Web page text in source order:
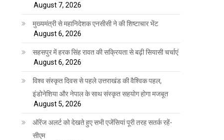
August 7, 2026
मुख्यमंत्री से महानिदेशक एनसीसी ने की शिष्टाचार भेंट
August 6, 2026
सहसपुर में हरक सिंह रावत की सक्रियता से बढ़ी सियासी चर्चाएं
August 6, 2026
विश्व संस्कृत दिवस से पहले उत्तराखंड की वैश्विक पहल,
इंडोनेशिया और नेपाल के साथ संस्कृत सहयोग होगा मजबूत
August 5, 2026
ऑरेंज अलर्ट को देखते हुए सभी एजेंसियां पूरी तरह सतर्क रहें-
सीएम